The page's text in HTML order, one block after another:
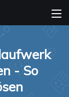
- So